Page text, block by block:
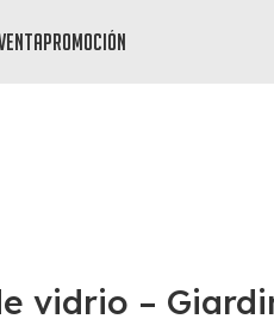
promoción
vidrio –